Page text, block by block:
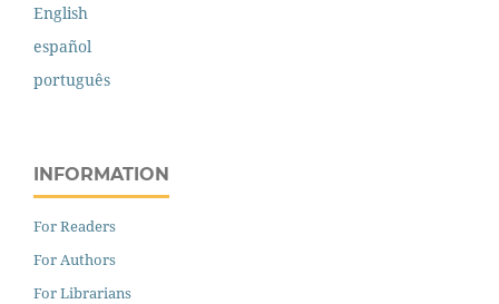
English
español
português
INFORMATION
For Readers
For Authors
For Librarians